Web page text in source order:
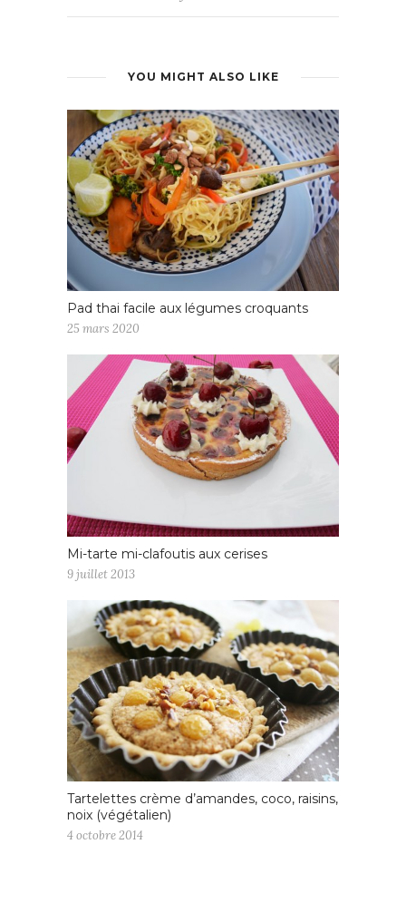
YOU MIGHT ALSO LIKE
Pad thai facile aux légumes croquants
25 mars 2020
Mi-tarte mi-clafoutis aux cerises
9 juillet 2013
Tartelettes crème d’amandes, coco, raisins,
noix (végétalien)
4 octobre 2014